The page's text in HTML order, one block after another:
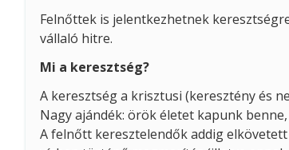
Felnőttek is jelentkezhetnek
vállaló hitre.
Mi a keresztség?
A keresztség a krisztusi (keresztény és
Nagy ajándék: örök életet kapunk
A felnőtt keresztelendők addig